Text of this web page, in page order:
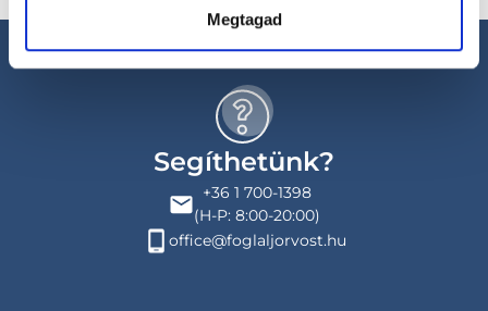
Megtagad
Segíthetünk?
+36 1 700-1398
(H-P: 8:00-20:00)
office@foglaljorvost.hu